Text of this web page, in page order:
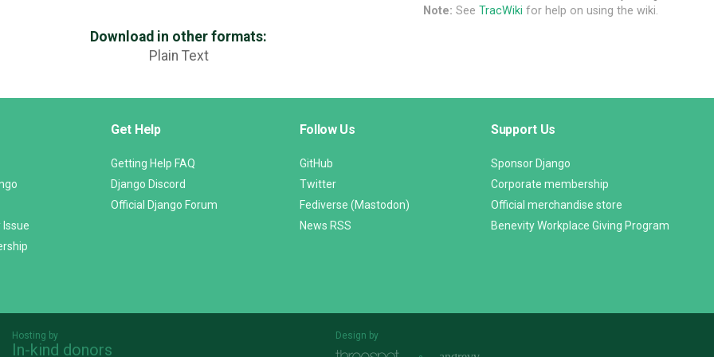
Note: See TracWiki for help on using the wiki.
Download in other formats:
Plain Text
Issue
Get Help
Getting Help FAQ
Django Discord
Official Django Forum
Follow Us
GitHub
Twitter
Fediverse (Mastodon)
News RSS
Support Us
Sponsor Django
Corporate membership
Official merchandise store
Benevity Workplace Giving Program
Hosting by
In-kind donors
Design by